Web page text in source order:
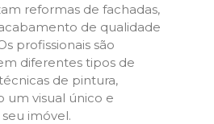
reformas de fachadas,
de qualidade
profissionais são
diferentes tipos de
de pintura,
um visual único e
imóvel.